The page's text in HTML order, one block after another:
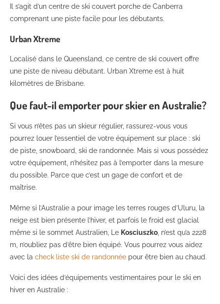
Il s’agit d’un centre de ski couvert porche de Canberra
comprenant une piste facile pour les débutants.
Urban Xtreme
Localisé dans le Queensland, ce centre de ski couvert offre
une piste de niveau débutant. Urban Xtreme est à huit
kilomètres de Brisbane.
Que faut-il emporter pour skier en Australie?
Si vous n’êtes pas un skieur régulier, rassurez-vous vous
pourrez louer l’essentiel de votre équipement sur place : ski
de piste, snowboard, ski de randonnée. Mais si vous possédez
votre équipement, n’hésitez pas à l’emporter dans la mesure
du possible. Parce que c’est un gage de confort et de
maîtrise.
Même si l’Australie a pour image les terres rouges d’Uluru, la
neige est bien présente l’hiver, et parfois le froid est glacial
même si le sommet Australien, Le Kosciuszko, n’est qu’a 2228
m, n’oubliez pas d’être bien équipé. Vous pourrez vous aidez
avec la check liste ski de randonnée pour être bien au chaud.
Voici des idées d’équipements vestimentaires pour le ski en
hiver en Australie :